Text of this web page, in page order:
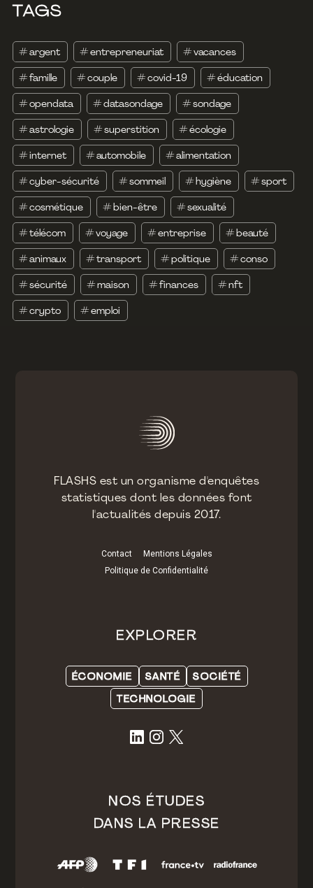
TAGS
#argent #entrepreneuriat #vacances
#famille #couple #covid-19 #éducation
#opendata #datasondage #sondage
#astrologie #superstition #écologie
#internet #automobile #alimentation
#cyber-sécurité #sommeil #hygiène #sport
#cosmétique #bien-être #sexualité
#télécom #voyage #entreprise #beauté
#animaux #transport #politique #conso
#sécurité #maison #finances #nft
#crypto #emploi
FLASHS est un organisme d'enquêtes
statistiques dont les données font
l'actualités depuis 2017.
Contact
Mentions Légales
Politique de Confidentialité
EXPLORER
ÉCONOMIE SANTÉ
SOCIÉTÉ
TECHNOLOGIE
NOS ÉTUDES
DANS LA PRESSE